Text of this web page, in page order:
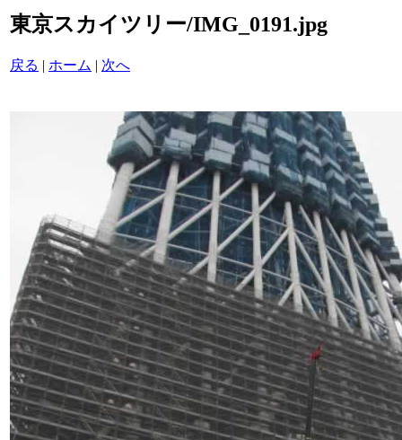
東京スカイツリー/IMG_0191.jpg
戻る | ホーム | 次へ